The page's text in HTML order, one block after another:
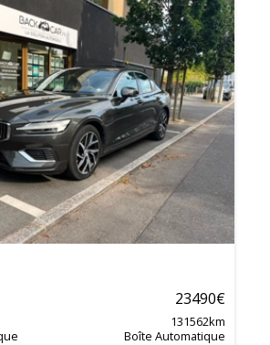
23490€
131562km
Boîte Automatique